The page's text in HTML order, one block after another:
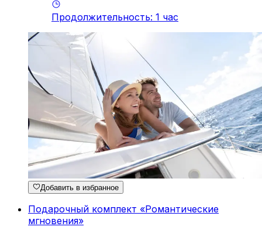
Продолжительность: 1 час
Добавить в избранное
Подарочный комплект «Романтические
мгновения»